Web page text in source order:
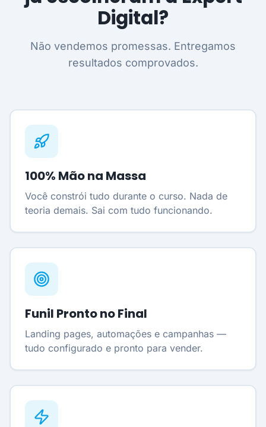
Digital?
Não vendemos promessas. Entregamos
resultados comprovados.
100% Mão na Massa
Você constrói tudo durante o curso. Nada de
teoria demais. Sai com tudo funcionando.
Funil Pronto no Final
Landing pages, automações e campanhas —
tudo configurado e pronto para vender.